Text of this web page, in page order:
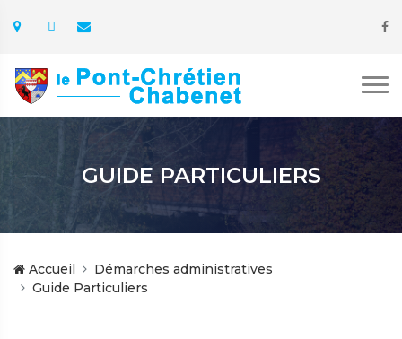
GUIDE PARTICULIERS
Accueil
Démarches administratives
Guide Particuliers